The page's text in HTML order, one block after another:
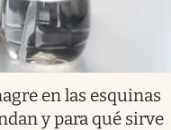
en las esquinas
y para qué sirve